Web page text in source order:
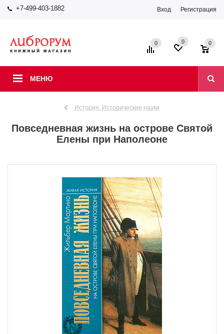
+7-499-403-1882 Вход Регистрация
МЕНЮ
0 0 0
История. Исторические науки
Повседневная жизнь на острове Святой
Елены при Наполеоне